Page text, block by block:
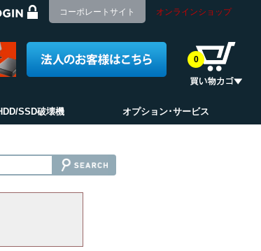
コーポレートサイト オンラインショップ
0
SSD破壊機 オプション･サービス